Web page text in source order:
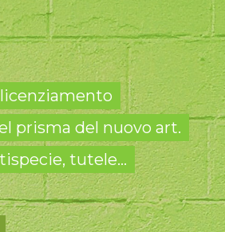
prisma del nuovo art.
tutele...